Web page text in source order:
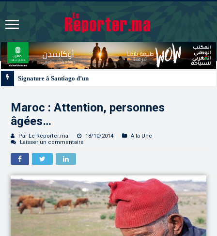
Maroc : Attention, personnes
âgées…
Par Le Reporter.ma 18/10/2014
À la Une
Laisser un commentaire